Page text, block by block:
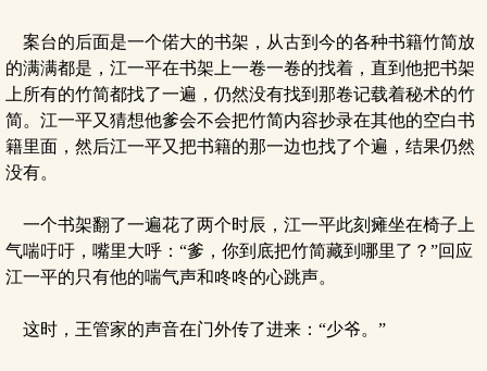
案台的后面是一个偌大的书架，从古到今的各种书籍竹简放
的满满都是，江一平在书架上一卷一卷的找着，直到他把书架
上所有的竹简都找了一遍，仍然没有找到那卷记载着秘术的竹
简。江一平又猜想他爹会不会把竹简内容抄录在其他的空白书
籍里面，然后江一平又把书籍的那一边也找了个遍，结果仍然
没有。
一个书架翻了一遍花了两个时辰，江一平此刻瘫坐在椅子上
气喘吁吁，嘴里大呼：“爹，你到底把竹简藏到哪里了？”回应
江一平的只有他的喘气声和咚咚的心跳声。
这时，王管家的声音在门外传了进来：“少爷。”